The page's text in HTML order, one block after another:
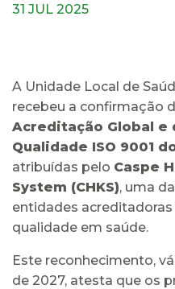
31 JUL 2025
A Unidade Local de
recebeu a confirmação
Acreditação Global e
Qualidade ISO 9001
atribuídas pelo Caspe
System (CHKS), uma
entidades
qualidade em saúde.
Este reconhecimento,
de 2027, atesta que os